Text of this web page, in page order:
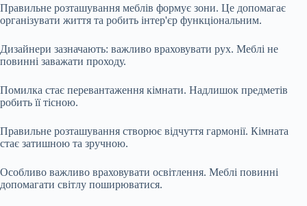
Правильне розташування меблів формує зони. Це допомагає
організувати життя та робить інтер'єр функціональним.
Дизайнери зазначають: важливо враховувати рух. Меблі не
повинні заважати проходу.
Помилка стає перевантаження кімнати. Надлишок предметів
робить її тісною.
Правильне розташування створює відчуття гармонії. Кімната
стає затишною та зручною.
Особливо важливо враховувати освітлення. Меблі повинні
допомагати світлу поширюватися.